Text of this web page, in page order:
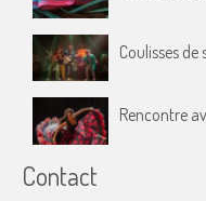
Coulisses de
Rencontre
Contact